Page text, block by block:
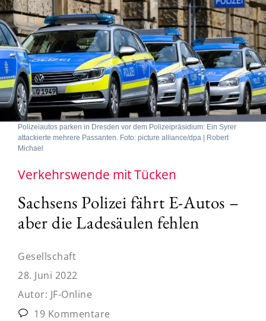
Polizeiautos parken in Dresden vor dem Polizeipräsidium: Ein Syrer
attackierte mehrere Passanten. Foto: picture alliance/dpa | Robert
Michael
Verkehrswende mit Tücken
Sachsens Polizei fährt E-Autos –
aber die Ladesäulen fehlen
Gesellschaft
28. Juni 2022
Autor: JF-Online
19 Kommentare